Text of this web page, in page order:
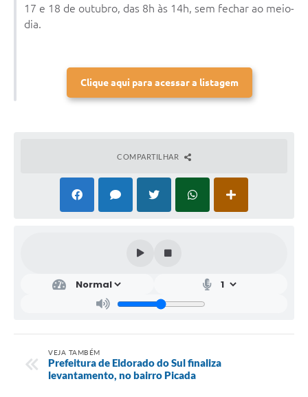
17 e 18 de outubro, das 8h às 14h, sem fechar ao meio-
dia.
Clique aqui para acessar a listagem
COMPARTILHAR
VEJA TAMBÉM
Prefeitura de Eldorado do Sul finaliza
levantamento, no bairro Picada